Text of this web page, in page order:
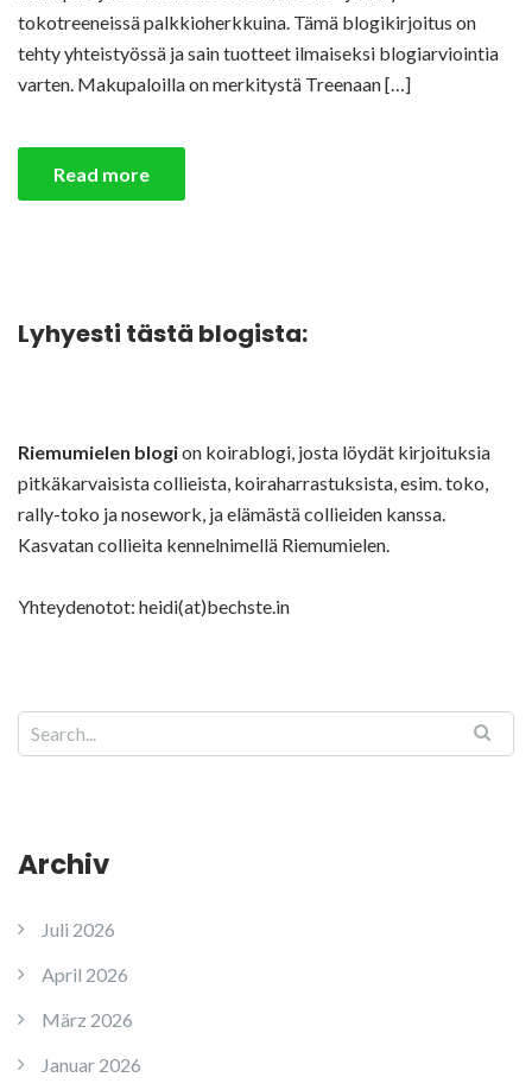
tokotreeneissä palkkioherkkuina. Tämä blogikirjoitus on
tehty yhteistyössä ja sain tuotteet ilmaiseksi blogiarviointia
varten. Makupaloilla on merkitystä Treenaan […]
Read more
Lyhyesti tästä blogista:
Riemumielen blogion koirablogi, josta löydät kirjoituksia
pitkäkarvaisista collieista, koiraharrastuksista, esim. toko,
rally-toko ja nosework, ja elämästä collieiden kanssa.
Kasvatan collieita kennelnimellä Riemumielen.
Yhteydenotot: heidi(at)bechste.in
Archiv
Juli 2026
April 2026
März 2026
Januar 2026